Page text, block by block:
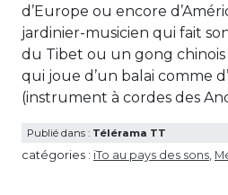
d’Europe ou encore
jardinier-musicien qui fait
du Tibet ou un gong
qui joue d’un balai comme
(instrument à cordes des
Publié dans : Télérama TT
catégories : iTo au pays des sons,